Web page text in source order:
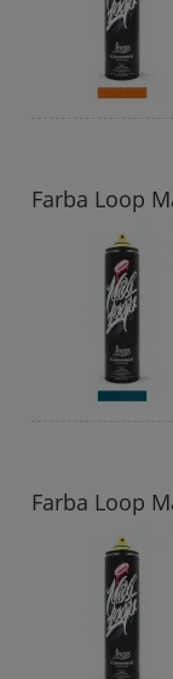
Farba Loop
Farba Loop